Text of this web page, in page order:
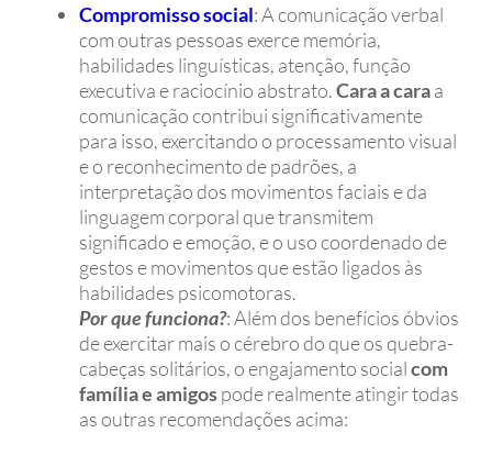
Compromisso social: A comunicação verbal
com outras pessoas exerce memória,
habilidades linguísticas, atenção, função
executiva e raciocínio abstrato.Cara a caraa
comunicação contribui significativamente
para isso, exercitando o processamento visual
e o reconhecimento de padrões, a
interpretação dos movimentos faciais e da
linguagem corporal que transmitem
significado e emoção, e o uso coordenado de
gestos e movimentos que estão ligados às
habilidades psicomotoras.
Por que funciona?: Além dos benefícios óbvios
de exercitar mais o cérebro do que os quebra-
cabeças solitários, o engajamento socialcom
família e amigospode realmente atingir todas
as outras recomendações acima: